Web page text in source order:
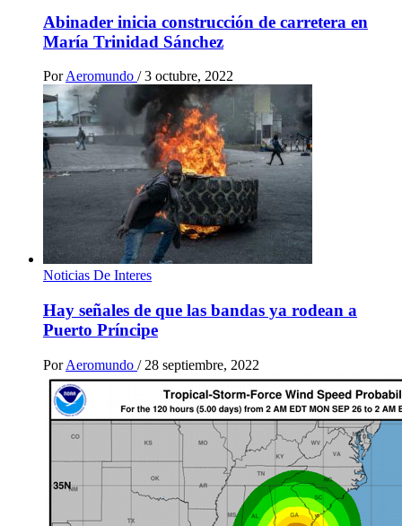
Abinader inicia construcción de carretera en
María Trinidad Sánchez
Por Aeromundo / 3 octubre, 2022
Noticias De Interes
Hay señales de que las bandas ya rodean a
Puerto Príncipe
Por Aeromundo / 28 septiembre, 2022